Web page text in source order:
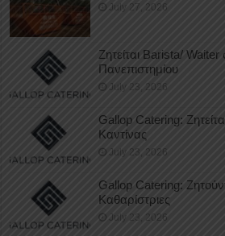
July 27, 2026
Ζητείται Barista/ Waiter
Πανεπιστημίου
July 23, 2026
Gallop Catering:
Καντίνας
July 23, 2026
Gallop Catering:
Καθαρίστριες
July 23, 2026